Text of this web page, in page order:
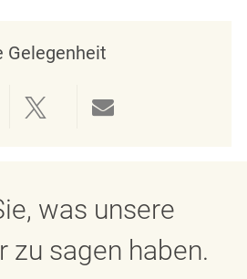
Gelegenheit
teilen
Facebook teilen
Über Twitter teilen
was unsere
zu sagen haben.